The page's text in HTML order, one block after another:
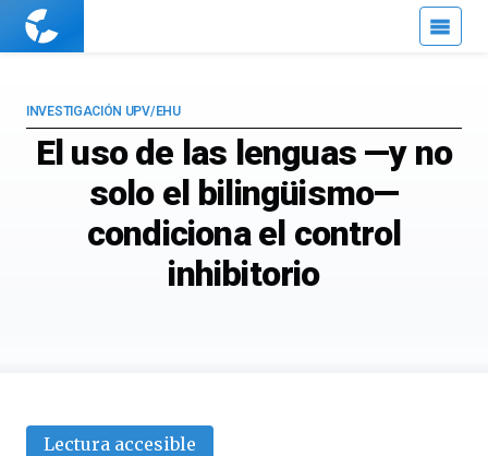
Cuaderno
El uso de las lenguas —y no
solo el bilingüismo—
condiciona el control
inhibitorio
INVESTIGACIÓN UPV/EHU
Lectura accesible